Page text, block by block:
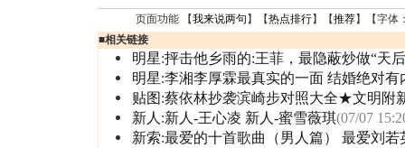
页面功能 【我来说两句 】【热点排行】【推荐】【字体
■相关链接
明星:抨击他乡雨的:王菲，最隐蔽炒做“天
明星:李湘李厚霖最真实的一面 结婚绝对有
贴图:蔡依林抄袭滨崎步对照大全★文明附
新人:新人-王心凌 新人-蜜雪薇琪(07/07
新索:最爱的十首歌曲（男人篇）
最爱刘若